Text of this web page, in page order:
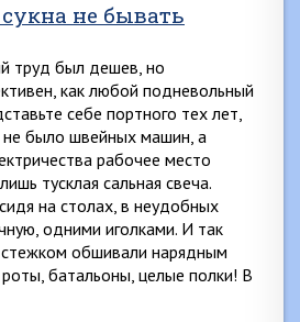
не бывать
труд был дешев, но
как любой подневольный
себе портного тех лет,
было швейных машин, а
рабочее место
тусклая сальная свеча.
на столах, в неудобных
одними иголками. И так
обшивали нарядным
батальоны, целые полки! В